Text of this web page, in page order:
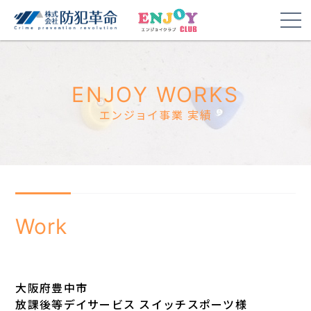
ENJOY WORKS
エンジョイ事業 実績
Work
大阪府豊中市
放課後等デイサービス スイッチスポーツ様